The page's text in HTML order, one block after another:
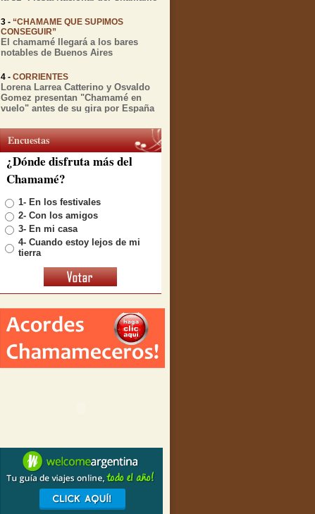
CONSEGUIR”
El chamamé llegará a los bares
notables de Buenos Aires
Lorena Larrea Catterino y Osvaldo
Gomez presentan "Chamamé en
vuelo" antes de su gira por España
A 12 años de su partida, la Peña de
la ciudad rinde honores a Julio
Godoy
Encuestas
¿Dónde disfruta más del
Chamamé?
1- En los festivales
2- Con los amigos
3- En mi casa
4- Cuando estoy lejos de mi
tierra